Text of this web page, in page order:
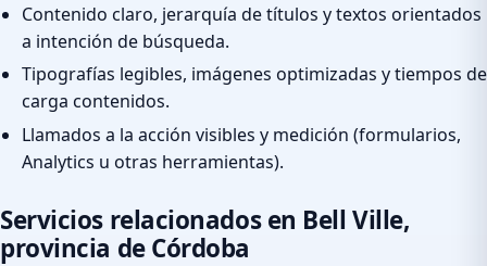
Contenido claro, jerarquía de títulos y textos orientados
a intención de búsqueda.
Tipografías legibles, imágenes optimizadas y tiempos de
carga contenidos.
Llamados a la acción visibles y medición (formularios,
Analytics u otras herramientas).
Servicios relacionados en Bell Ville,
provincia de Córdoba